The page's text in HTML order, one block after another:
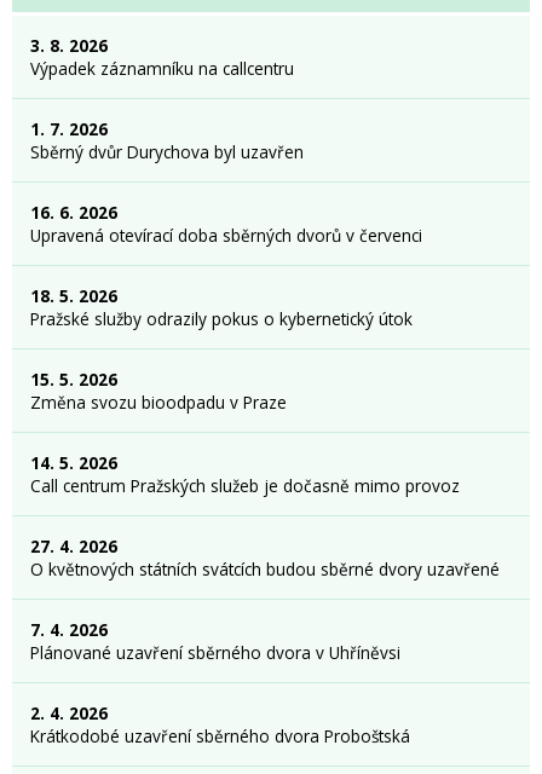
3. 8. 2026
Výpadek záznamníku na callcentru
1. 7. 2026
Sběrný dvůr Durychova byl uzavřen
16. 6. 2026
Upravená otevírací doba sběrných dvorů v červenci
18. 5. 2026
Pražské služby odrazily pokus o kybernetický útok
15. 5. 2026
Změna svozu bioodpadu v Praze
14. 5. 2026
Call centrum Pražských služeb je dočasně mimo provoz
27. 4. 2026
O květnových státních svátcích budou sběrné dvory uzavřené
7. 4. 2026
Plánované uzavření sběrného dvora v Uhříněvsi
2. 4. 2026
Krátkodobé uzavření sběrného dvora Proboštská